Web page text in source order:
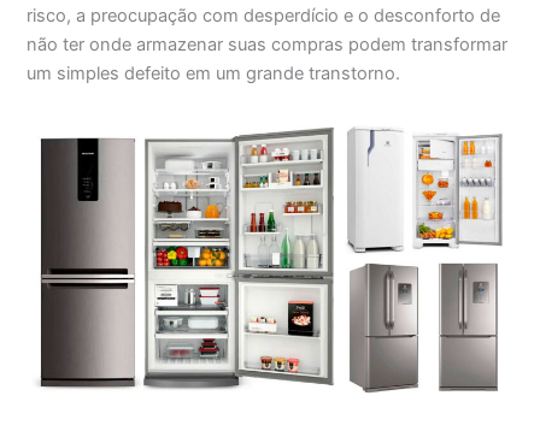
risco, a preocupação com desperdício e o desconforto de
não ter onde armazenar suas compras podem transformar
um simples defeito em um grande transtorno.